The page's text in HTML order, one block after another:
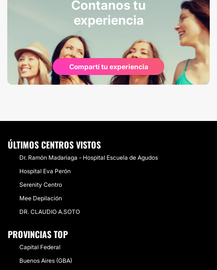
Contanos tu
experiencia
Compartí tu experiencia
ÚLTIMOS CENTROS VISTOS
Dr. Ramón Madariaga - Hospital Escuela de Agudos
Hospital Eva Perón
Serenity Centro
Mee Depilación
DR. CLAUDIO A.SOTO
PROVINCIAS TOP
Capital Federal
Buenos Aires (GBA)